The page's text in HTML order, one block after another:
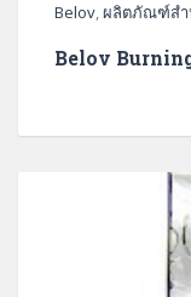
Belov,ผลิตภัณฑ์สำ
Belov